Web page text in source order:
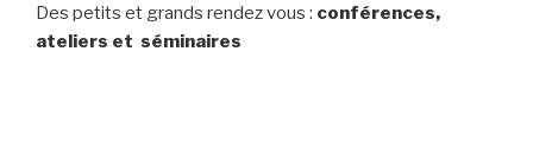
Des petits et grands rendez vous : conférences,
ateliers et séminaires